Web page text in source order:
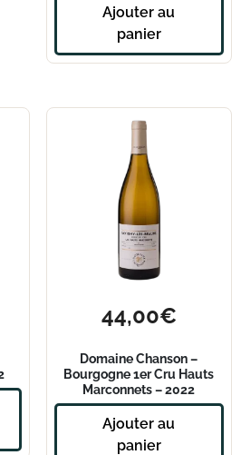
Ajouter au
panier
44,00€
Domaine Chanson –
Bourgogne 1er Cru Hauts
Marconnets – 2022
Ajouter au
panier